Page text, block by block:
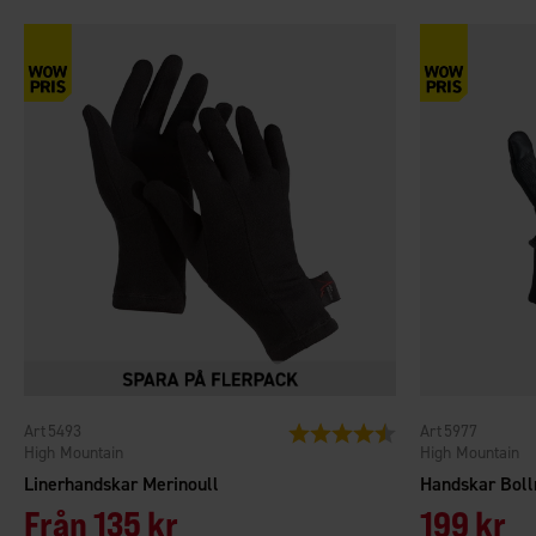
Linerhandskar Merinoull
High Mountain
5493
Från135 kr
Betyg: 4.4 utav 5 stjärnor
Handskar
High Mountain
5977
199 kr